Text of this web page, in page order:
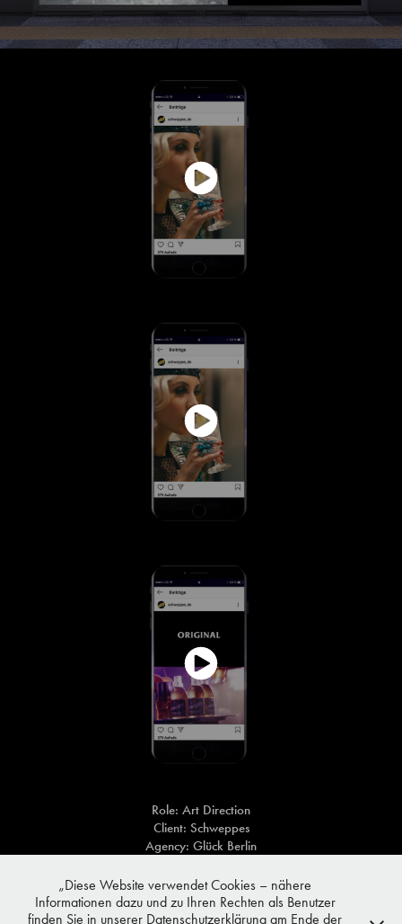
Role: Art Direction
Client: Schweppes
Agency: Glück Berlin
„Diese Website verwendet Cookies – nähere
Informationen dazu und zu Ihren Rechten als Benutzer
finden Sie in unserer Datenschutzerklärung am Ende der